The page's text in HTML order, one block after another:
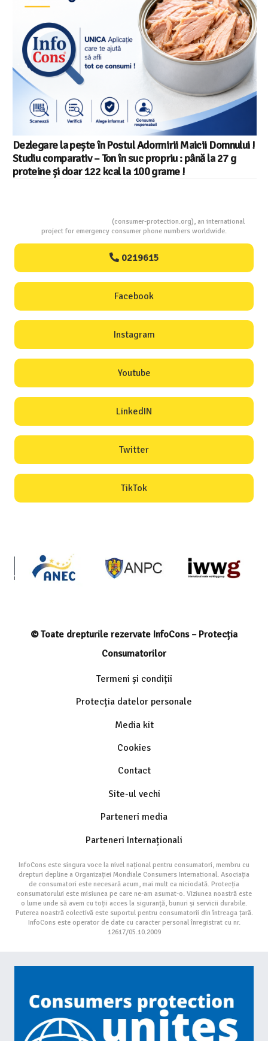
Dezlegare la pește în Postul Adormirii Maicii Domnului !
Studiu comparativ – Ton în suc propriu : până la 27 g
proteine și doar 122 kcal la 100 grame !
(consumer-protection.org), an international
project for emergency consumer phone numbers worldwide.
0219615
Facebook
Instagram
Youtube
LinkedIN
Twitter
TikTok
© Toate drepturile rezervate InfoCons – Protecția
Consumatorilor
Termeni și condiții
Protecția datelor personale
Media kit
Cookies
Contact
Site-ul vechi
Parteneri media
Parteneri Internaționali
InfoCons este singura voce la nivel național pentru consumatori, membru cu
drepturi depline a Organizației Mondiale Consumers International. Asociația
de consumatori este necesară acum, mai mult ca niciodată. Protecția
consumatorului este misiunea pe care ne-am asumat-o. Viziunea noastră este
o lume unde să avem cu toții acces la siguranță, bunuri și servicii durabile.
Puterea noastră colectivă este suportul pentru consumatorii din întreaga țară.
InfoCons este operator de date cu caracter personal înregistrat cu nr.
12617/05.10.2009